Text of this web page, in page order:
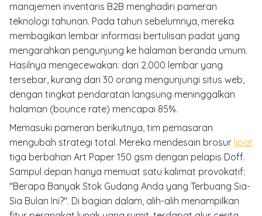
manajemen inventaris B2B menghadiri pameran
teknologi tahunan. Pada tahun sebelumnya, mereka
membagikan lembar informasi bertulisan padat yang
mengarahkan pengunjung ke halaman beranda umum.
Hasilnya mengecewakan: dari 2.000 lembar yang
tersebar, kurang dari 30 orang mengunjungi situs web,
dengan tingkat pendaratan langsung meninggalkan
halaman (bounce rate) mencapai 85%.
Memasuki pameran berikutnya, tim pemasaran
mengubah strategi total. Mereka mendesain brosur lipat
tiga berbahan Art Paper 150 gsm dengan pelapis Doff.
Sampul depan hanya memuat satu kalimat provokatif:
"Berapa Banyak Stok Gudang Anda yang Terbuang Sia-
Sia Bulan Ini?". Di bagian dalam, alih-alih menampilkan